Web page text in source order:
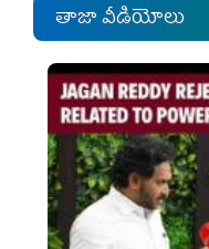
తాజా వీడియోలు